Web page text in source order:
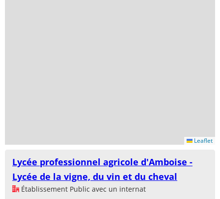
Leaflet
Lycée professionnel agricole d'Amboise -
Lycée de la vigne, du vin et du cheval
Établissement Public avec un internat